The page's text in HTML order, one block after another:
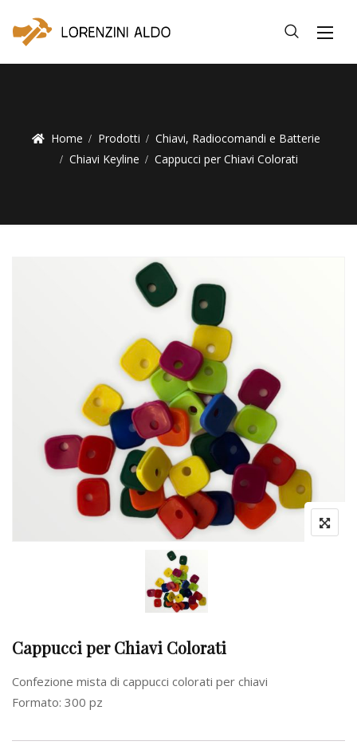
Home Prodotti
Chiavi, Radiocomandi e Batterie
Chiavi Keyline
Cappucci per Chiavi Colorati
Cappucci per Chiavi Colorati
Confezione mista di cappucci colorati per chiavi
Formato: 300 pz